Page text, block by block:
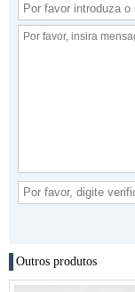
Outros produtos